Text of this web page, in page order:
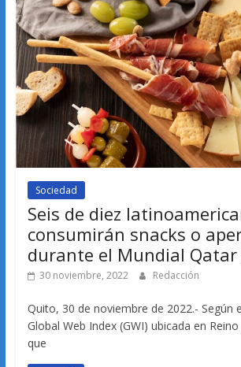
Sociedad
Seis de diez
consumirán snacks o
durante el Mundial Qatar
30 noviembre, 2022 Redacción
Quito, 30 de noviembre de 2022.- Según
Global Web Index (GWI) ubicada en
que